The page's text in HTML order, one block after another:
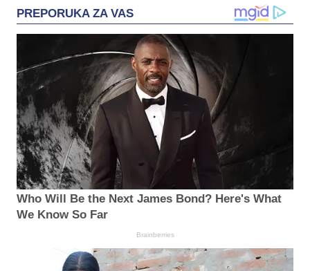
PREPORUKA ZA VAS
Who Will Be the Next James Bond? Here's What
We Know So Far
Brainberries